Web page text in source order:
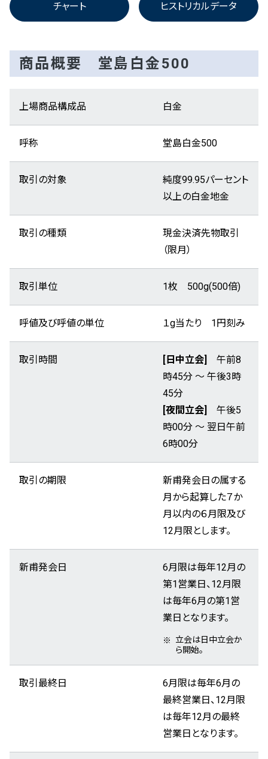
チャート ヒストリカルデータ
商品概要 堂島白金500
上場商品構成品 白金
呼称 堂島白金500
取引の対象
純度99.95パーセント
以上の白金地金
取引の種類
現金決済先物取引
（限月）
取引単位 1枚 500g(500倍)
呼値及び呼値の単位 １g当たり 1円刻み
取引時間 [日中立会]
午前8
時45分 ～ 午後3時
45分
[夜間立会]
午後5
時00分 ～ 翌日午前
6時00分
取引の期限
新甫発会日の属する
月から起算した７か
月以内の６月限及び
12月限とします。
新甫発会日
6月限は毎年12月の
第1営業日、12月限
は毎年6月の第1営
業日となります。
立会は日中立会か
ら開始。
取引最終日
6月限は毎年6月の
最終営業日、12月限
は毎年12月の最終
営業日となります。